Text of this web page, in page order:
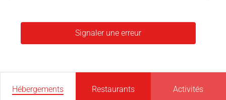
Signaler une erreur
Hébergements Restaurants Activités